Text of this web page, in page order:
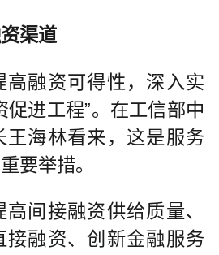
渠道
融资可得性，深入实
促进工程”。在工信部中
王海林看来，这是服务
要举措。
接融资供给质量、
接融资、创新金融服务